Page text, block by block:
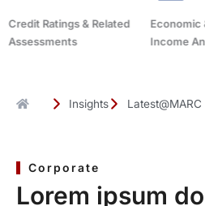
Economic & Fixed-
Income Analysis
Insights Latest@MARC
Corporate
Lorem ipsum